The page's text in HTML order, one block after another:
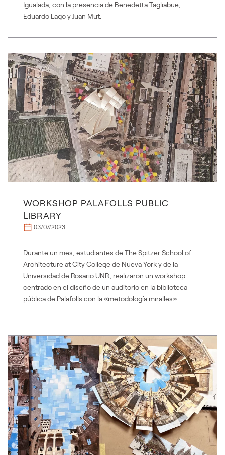
Igualada, con la presencia de Benedetta Tagliabue,
Eduardo Lago y Juan Mut.
WORKSHOP PALAFOLLS PUBLIC
LIBRARY
03/07/2023
Durante un mes, estudiantes de The Spitzer School of
Architecture at City College de Nueva York y de la
Universidad de Rosario UNR, realizaron un workshop
centrado en el diseño de un auditorio en la biblioteca
pública de Palafolls con la «metodología miralles».